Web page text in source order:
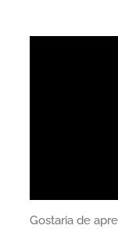
Gostaria de